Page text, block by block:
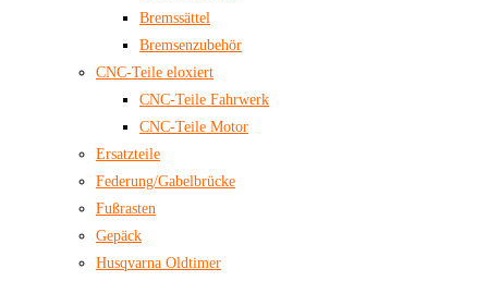
Bremssättel
Bremsenzubehör
CNC-Teile eloxiert
CNC-Teile Fahrwerk
CNC-Teile Motor
Ersatzteile
Federung/Gabelbrücke
Fußrasten
Gepäck
Husqvarna Oldtimer